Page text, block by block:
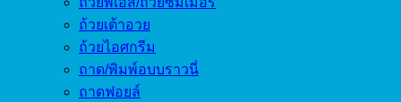
ถ้วยเต้าอวย
ถ้วยไอศกรีม
ถาด/พิมพ์อบบราวนี่
ถาดฟอยล์